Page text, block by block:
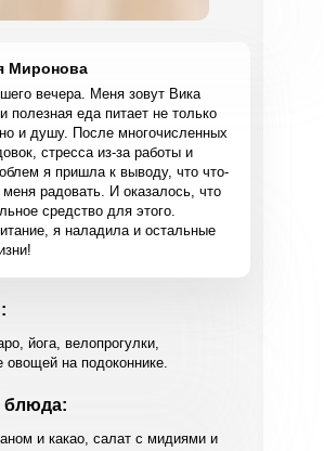
Миронова
вечера. Меня зовут Вика
полезная еда питает не только
и душу. После многочисленных
стресса из-за работы и
я пришла к выводу, что что-
радовать. И оказалось, что
средство для этого.
я наладила и остальные
йога, велопрогулки,
овощей на подоконнике.
и какао, салат с мидиями и